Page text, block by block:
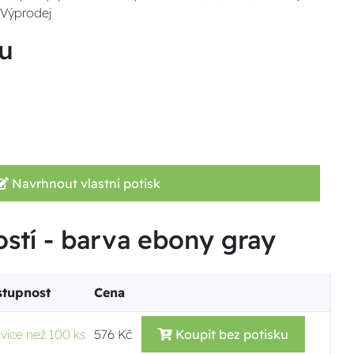
Navrhnout vlastní potisk
- barva ebony gray
Cena
více než 100 ks 576 Kč Koupit bez potisku